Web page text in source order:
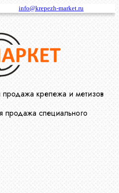
info@krepezh-market.ru
продажа крепежа и метизов
продажа специального